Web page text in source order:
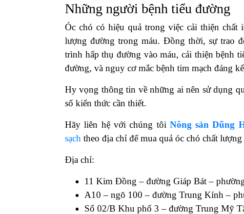
Những người bệnh tiểu đường
Óc chó có hiệu quả trong việc cải thiện
lượng đường trong máu. Đồng thời, sự trao
trình hấp thụ đường vào máu, cải thiện bệnh
đường, và nguy cơ mắc bệnh tim mạch đáng
Hy vọng thông tin về những ai nên sử dụng
số kiến thức cần thiết.
Hãy liên hệ với chúng tôi Nông sản Dũng
sạch theo địa chỉ để mua quả óc chó chất lượng
Địa chỉ:
11 Kim Đồng – đường Giáp Bát –
A10 – ngõ 100 – đường Trung Kính –
Số 02/B Khu phố 3 – đường Trung Mỹ